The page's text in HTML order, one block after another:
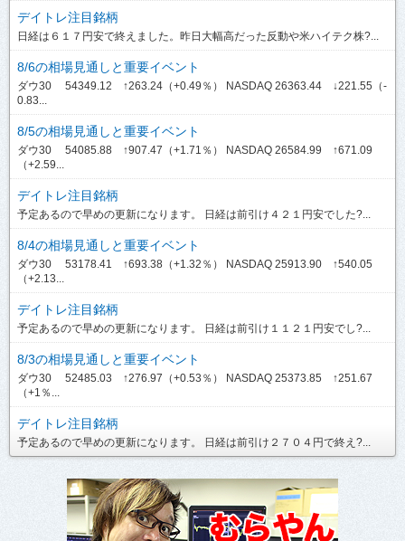
デイトレ注目銘柄
日経は６１７円安で終えました。昨日大幅高だった反動や米ハイテク株?...
8/6の相場見通しと重要イベント
ダウ30 54349.12 ↑263.24（+0.49％） NASDAQ 26363.44 ↓221.55（-
0.83...
8/5の相場見通しと重要イベント
ダウ30 54085.88 ↑907.47（+1.71％） NASDAQ 26584.99 ↑671.09
（+2.59...
デイトレ注目銘柄
予定あるので早めの更新になります。 日経は前引け４２１円安でした?...
8/4の相場見通しと重要イベント
ダウ30 53178.41 ↑693.38（+1.32％） NASDAQ 25913.90 ↑540.05
（+2.13...
デイトレ注目銘柄
予定あるので早めの更新になります。 日経は前引け１１２１円安でし?...
8/3の相場見通しと重要イベント
ダウ30 52485.03 ↑276.97（+0.53％） NASDAQ 25373.85 ↑251.67
（+1％...
デイトレ注目銘柄
予定あるので早めの更新になります。 日経は前引け２７０４円で終え?...